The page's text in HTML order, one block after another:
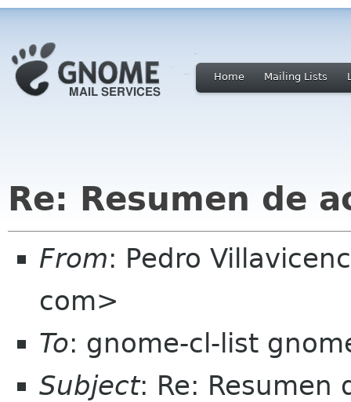
Home Mailing Lists
Re: Resumen de
From: Pedro
com>
To: gnome-cl-list
Subject: Re: Resumen